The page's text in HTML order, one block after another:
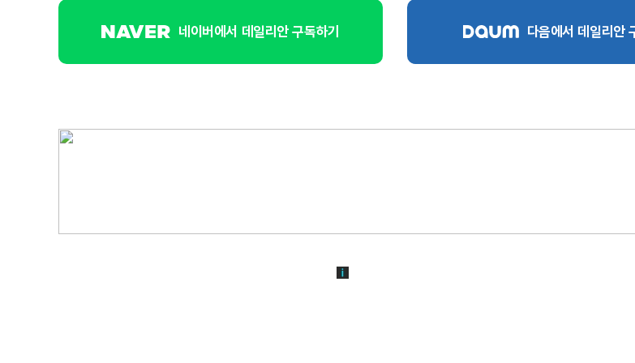
네이버에서 데일리안 구독하기 다음에서 데일리안